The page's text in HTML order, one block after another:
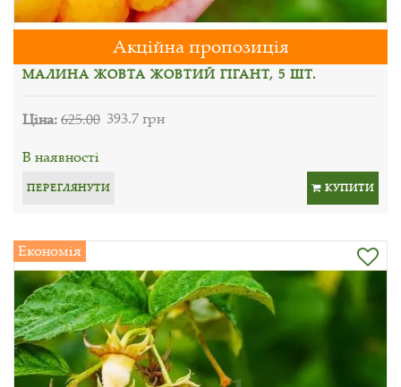
Акційна пропозиція
МАЛИНА ЖОВТА ЖОВТИЙ ГІГАНТ, 5 ШТ.
Ціна:625.00 393.7 грн
В наявності
ПЕРЕГЛЯНУТИ КУПИТИ
Економія